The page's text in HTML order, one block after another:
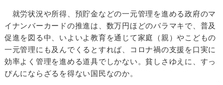
就労状況や所得、預貯金などの一元管理を進める政府のマ
イナンバーカードの推進は、数万円ほどのバラマキで、普及
促進を図る中、いよいよ教育を通じて家庭（親）やこどもの
一元管理にも及んでくるとすれば、コロナ禍の支援を口実に
効率よく管理を進める道具でしかない。貧しさゆえに、すっ
ぴんにならざるを得ない国民なのか。